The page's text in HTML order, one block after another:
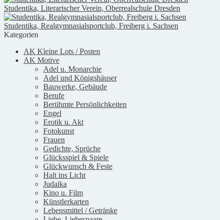
Studentika, Literarischer Verein, Oberrealschule Dresden
Studentika, Realgymnasialsportclub, Freiberg i. Sachsen
Kategorien
AK Kleine Lots / Posten
AK Motive
Adel u. Monarchie
Adel und Königshäuser
Bauwerke, Gebäude
Berufe
Berühmte Persönlichkeiten
Engel
Erotik u. Akt
Fotokunst
Frauen
Gedichte, Sprüche
Glücksspiel & Spiele
Glückwunsch & Feste
Halt ins Licht
Judaika
Kino u. Film
Künstlerkarten
Lebensmittel / Getränke